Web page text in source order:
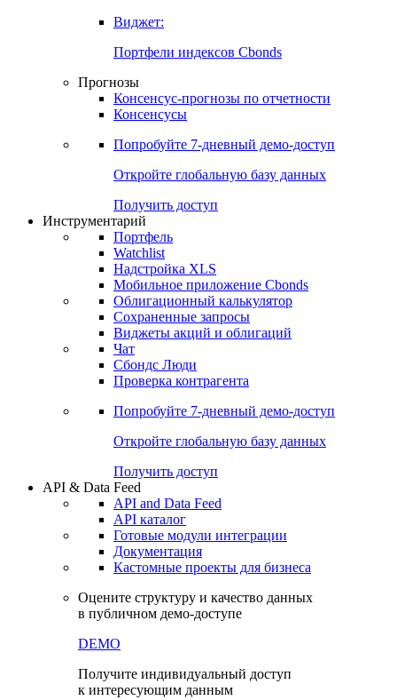
Виджет:
Портфели индексов Cbonds
Прогнозы
Консенсус-прогнозы по отчетности
Консенсусы
Попробуйте 7-дневный демо-доступ
Откройте глобальную базу данных
Получить доступ
Инструментарий
Портфель
Watchlist
Надстройка XLS
Мобильное приложение Cbonds
Облигационный калькулятор
Сохраненные запросы
Виджеты акций и облигаций
Чат
Сбондс Люди
Проверка контрагента
Попробуйте 7-дневный демо-доступ
Откройте глобальную базу данных
Получить доступ
API & Data Feed
API and Data Feed
API каталог
Готовые модули интеграции
Документация
Кастомные проекты для бизнеса
Оцените структуру и качество данных
в публичном демо-доступе
DEMO
Получите индивидуальный доступ
к интересующим данным